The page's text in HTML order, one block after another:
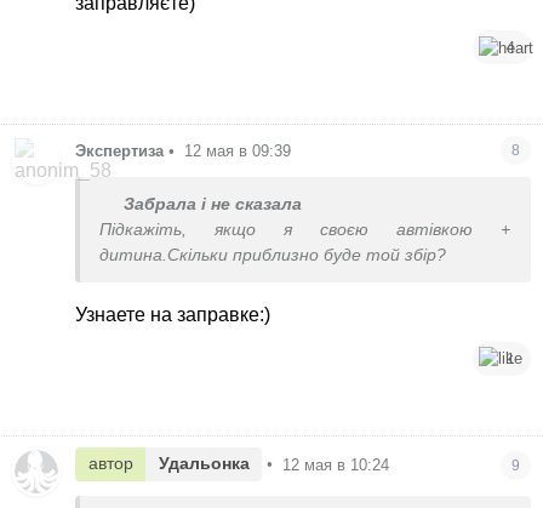
4
Экспертиза • 12 мая в 09:39 8
Забрала і не сказала
Підкажіть, якщо я своєю автівкою +
дитина.Скільки приблизно буде той збір?
Узнаете на заправке:)
1
автор Удальонка • 12 мая в 10:24 9